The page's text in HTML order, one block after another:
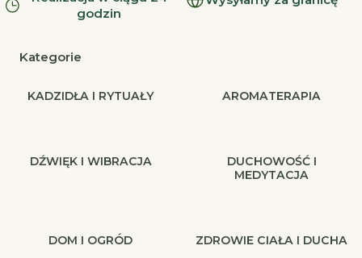
godzin
Kategorie
KADZIDŁA I RYTUAŁY AROMATERAPIA
DŹWIĘK I WIBRACJA
DUCHOWOŚĆ I
MEDYTACJA
DOM I OGRÓD ZDROWIE CIAŁA I DUCHA